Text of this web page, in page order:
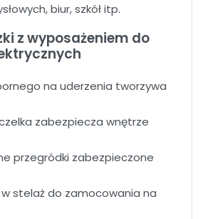
biur, szkół itp.
z wyposażeniem do
na uderzenia tworzywa
zabezpiecza wnętrze
przegródki zabezpieczone
stelaż do zamocowania na